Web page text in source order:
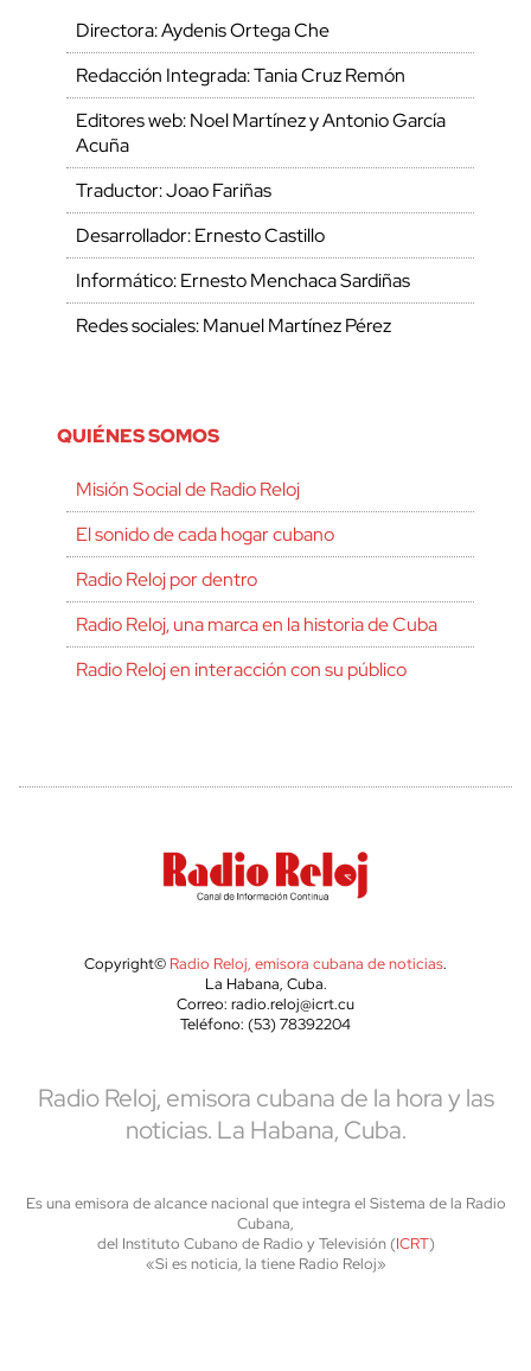
Directora: Aydenis Ortega Che
Redacción Integrada: Tania Cruz Remón
Editores web: Noel Martínez y Antonio García
Acuña
Traductor: Joao Fariñas
Desarrollador: Ernesto Castillo
Informático: Ernesto Menchaca Sardiñas
Redes sociales: Manuel Martínez Pérez
QUIÉNES SOMOS
Misión Social de Radio Reloj
El sonido de cada hogar cubano
Radio Reloj por dentro
Radio Reloj, una marca en la historia de Cuba
Radio Reloj en interacción con su público
Copyright© Radio Reloj, emisora cubana de noticias.
La Habana, Cuba.
Correo: radio.reloj@icrt.cu
Teléfono: (53) 78392204
Radio Reloj, emisora cubana de la hora y las
noticias. La Habana, Cuba.
Es una emisora de alcance nacional que integra el Sistema de la Radio
Cubana,
del Instituto Cubano de Radio y Televisión (ICRT)
«Si es noticia, la tiene Radio Reloj»